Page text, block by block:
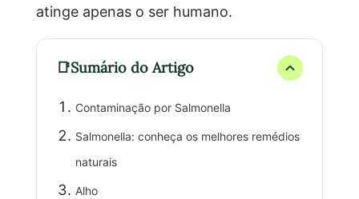
atinge apenas o ser humano.
Sumário do Artigo
Contaminação por Salmonella
Salmonella: conheça os melhores remédios
naturais
Alho